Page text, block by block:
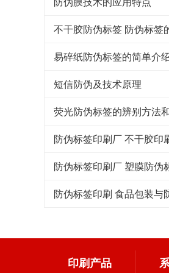
短信防伪及技术原理
荧光防伪标签的辨别方法
防伪标签印刷厂 塑膜防伪
印刷产品